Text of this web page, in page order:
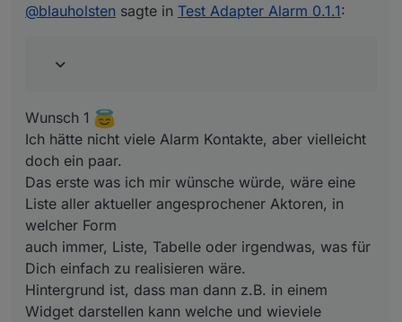
jedoch mein bestes.
Ich hätte nicht viele Alarm Kontakte, aber vielleicht doch
Dich einfach zu realisieren wäre.
Hintergrund ist, dass man dann z.B. in einem Widget
darstellen kann welche und wieviele Aktoren gerade
angesprochen haben. Somit erspart man sich, dass alle
Aktoren einzeln abgefagt werden müssen.
@blauholsten sagte in Test Adapter Alarm 0.1.1:
Wunsch 1
Ich hätte nicht viele Alarm Kontakte, aber vielleicht
doch ein paar.
Das erste was ich mir wünsche würde, wäre eine
Liste aller aktueller angesprochener Aktoren, in
welcher Form
auch immer, Liste, Tabelle oder irgendwas, was für
Dich einfach zu realisieren wäre.
Hintergrund ist, dass man dann z.B. in einem
Widget darstellen kann welche und wieviele